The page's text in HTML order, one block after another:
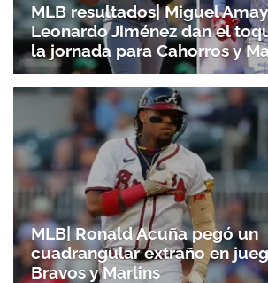
MLB resultados| Miguel
Leonardo Jiménez dan el
la jornada para Cahorros y
MLB| Ronald Acuña pegó un
cuadrangular extraño en
Bravos y Marlins